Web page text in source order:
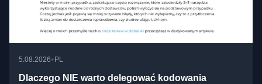
5.08.2026• PL
Dlaczego NIE warto delegować kodowania